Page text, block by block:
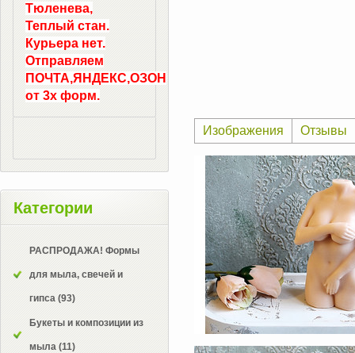
Изображения Отзывы
Тюленева,
Теплый стан.
Курьера нет.
Отправляем
ПОЧТА,ЯНДЕКС,ОЗОН
от 3х форм.
Категории
РАСПРОДАЖА! Формы
для мыла, свечей и
гипса (93)
Букеты и композиции из
мыла (11)